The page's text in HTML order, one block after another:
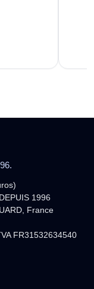
1996
France
FR31532634540